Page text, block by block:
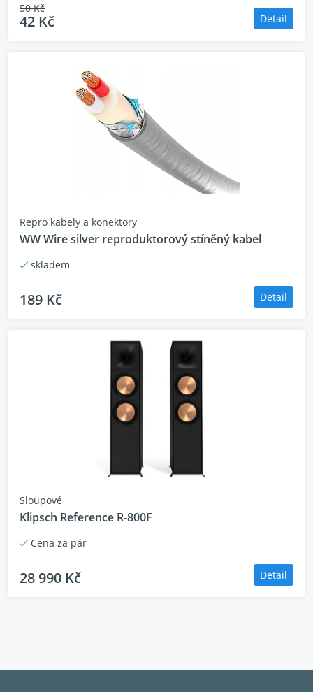
50 Kč
42 Kč Detail
Repro kabely a konektory
WW Wire silver reproduktorový stíněný kabel
skladem
189 Kč Detail
Sloupové
Klipsch Reference R-800F
Cena za pár
28 990 Kč Detail